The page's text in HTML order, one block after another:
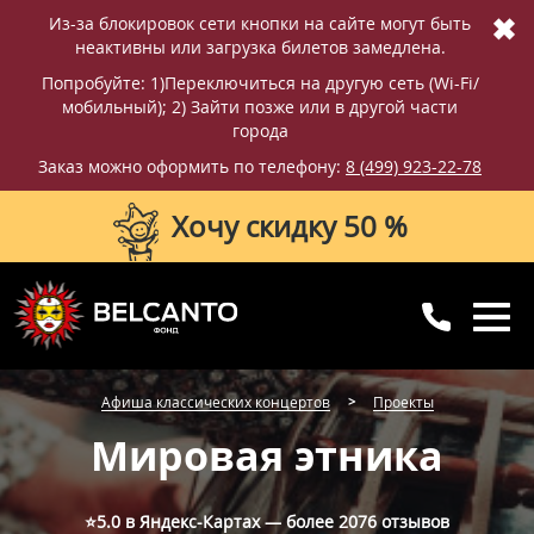
Из-за блокировок сети кнопки на сайте могут быть
неактивны или загрузка билетов замедлена.
Попробуйте: 1)Переключиться на другую сеть (Wi-Fi/
мобильный); 2) Зайти позже или в другой части
города
Заказ можно оформить по телефону: 8 (499) 923-22-78
✖
Хочу скидку 50 %
8 (499) 923-22-78
с 10:00 до 20:00
8 (800) 770-09-71
для регионов
Афиша классических концертов Проекты
Мировая этника
⭐5.0 в Яндекс-Картах — более 2076 отзывов